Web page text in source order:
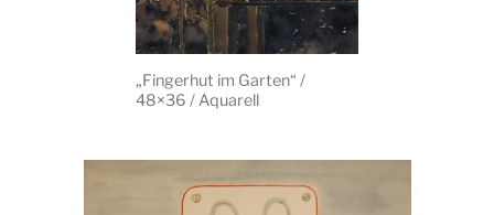
„Fingerhut im Garten“ /
48×36 / Aquarell